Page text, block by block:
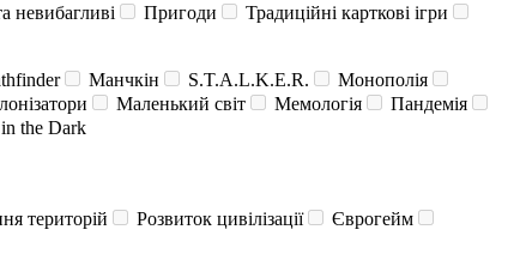
невибагливі Пригоди
Традиційні карткові ігри
Манчкін S.T.A.L.K.E.R.
Монополія
Маленький світ Мемологія
Пандемія
the Dark
територій Розвиток цивілізації
Єврогейм